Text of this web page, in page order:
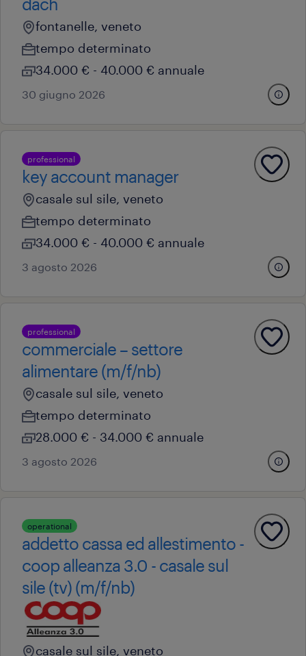
fontanelle, veneto
tempo determinato
34.000 € - 40.000 € annuale
30 giugno 2026
professional
key account manager
casale sul sile, veneto
tempo determinato
34.000 € - 40.000 € annuale
3 agosto 2026
professional
commerciale – settore
alimentare (m/f/nb)
casale sul sile, veneto
tempo determinato
28.000 € - 34.000 € annuale
3 agosto 2026
operational
addetto cassa ed allestimento -
coop alleanza 3.0 - casale sul
sile (tv) (m/f/nb)
casale sul sile, veneto